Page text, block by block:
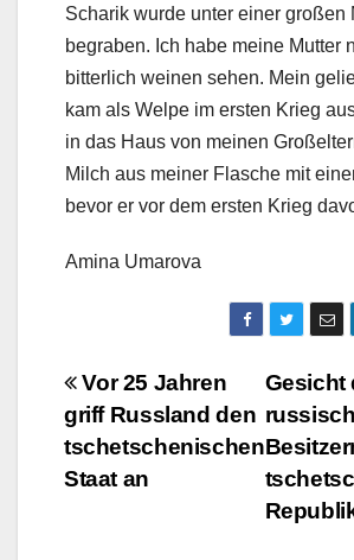
Scharik wurde unter einer großen
begraben. Ich habe meine Mutter
bitterlich weinen sehen. Mein
kam als Welpe im ersten Krieg
in das Haus von meinen
Milch aus meiner Flasche mit
bevor er vor dem ersten Krieg
Amina Umarova
Gesicht
Vor 25 Jahren
griff Russland den
tschetschenischen
Staat an